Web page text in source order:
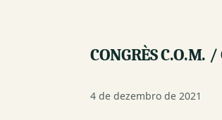
CONGRÈS C.O.M. /
4 de dezembro de 2021